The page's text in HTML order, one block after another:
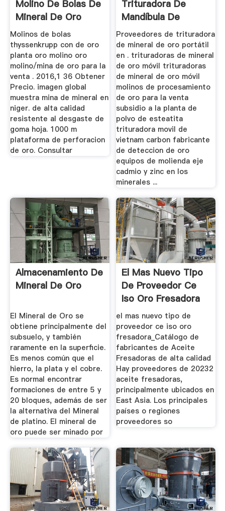
Molino De Bolas De
Mineral De Oro
West Rand
Molinos de bolas
thyssenkrupp con de oro
planta oro molino oro
molino/mina de oro para la
venta . 2016,1 36 Obtener
Precio. imagen global
muestra mina de mineral en
niger. de alta calidad
resistente al desgaste de
goma hoja. 1000 m
plataforma de perforacion
de oro. Consultar
Trituradora De
Mandíbula De
Mineral De Oro ...
Proveedores de trituradora
de mineral de oro portátil
en . trituradoras de mineral
de oro móvil trituradoras
de mineral de oro móvil
molinos de procesamiento
de oro para la venta
subsidio a la planta de
polvo de esteatita
trituradora movil de
vietnam carbon fabricante
de deteccion de oro
equipos de molienda eje
cadmio y zinc en los
minerales ...
Almacenamiento De
Mineral De Oro
El Mineral de Oro se
obtiene principalmente del
subsuelo, y también
raramente en la superficie.
Es menos común que el
hierro, la plata y el cobre.
Es normal encontrar
formaciones de entre 5 y
20 bloques, además de ser
la alternativa del Mineral
de platino. El mineral de
oro puede ser minado por
El Mas Nuevo Tipo
De Proveedor Ce
Iso Oro Fresadora
...
el mas nuevo tipo de
proveedor ce iso oro
fresadora_Catálogo de
fabricantes de Aceite
Fresadoras de alta calidad
Hay proveedores de 20232
aceite fresadoras,
principalmente ubicados en
East Asia. Los principales
países o regiones
proveedores so